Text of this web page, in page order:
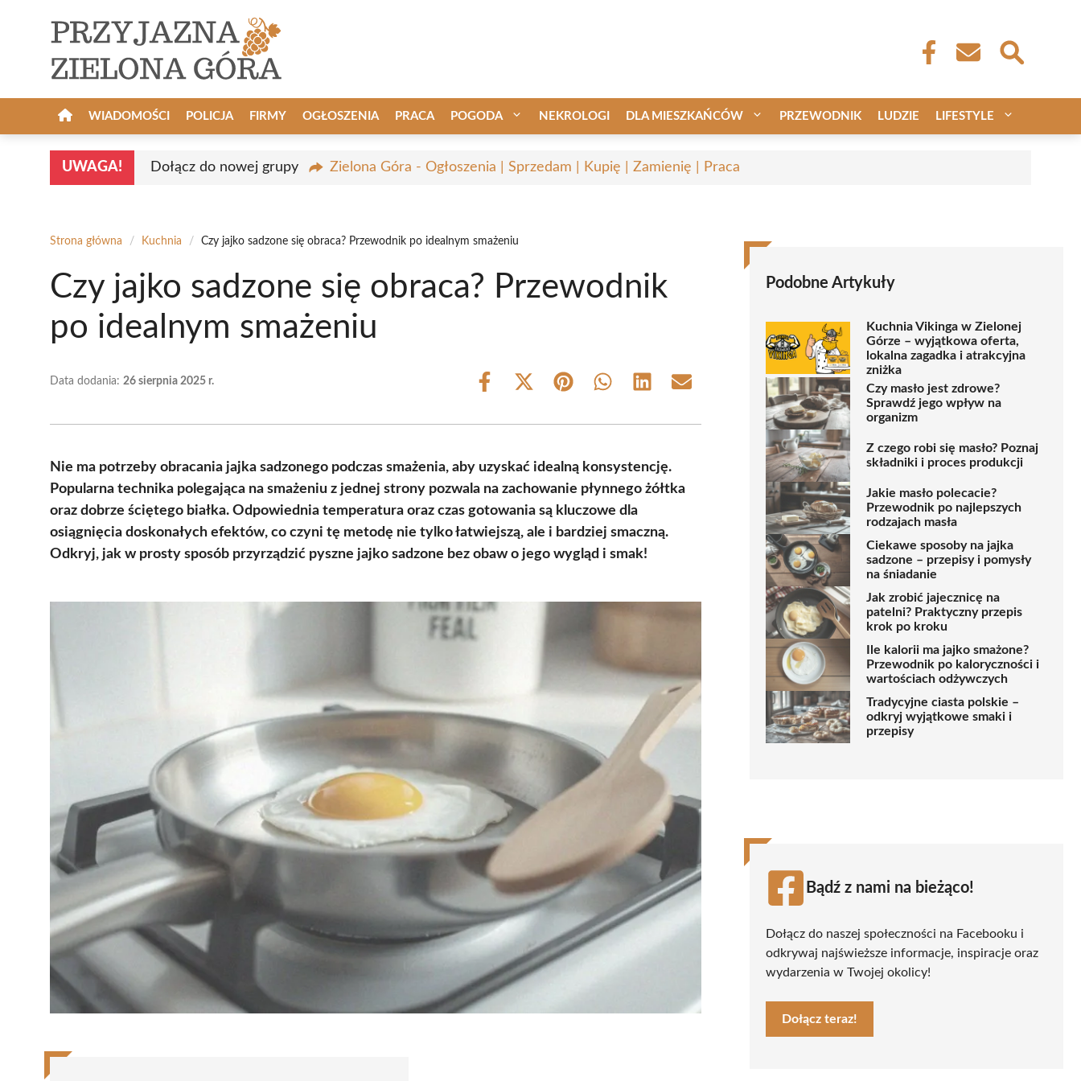
WIADOMOŚCI POLICJA FIRMY OGŁOSZENIA PRACA POGODA NEKROLOGI DLA MIESZKAŃCÓW PRZEWODNIK LUDZIE LIFESTYLE
UWAGA! Dołącz do nowej grupy Zielona Góra - Ogłoszenia | Sprzedam | Kupię | Zamienię | Praca
Strona główna / Kuchnia / Czy jajko sadzone się obraca? Przewodnik po idealnym smażeniu
Czy jajko sadzone się obraca? Przewodnik
po idealnym smażeniu
Data dodania: 26 sierpnia 2025 r.
Share
Share
(Twitter)
Share Share Share Share
Nie ma potrzeby obracania jajka sadzonego podczas smażenia, aby uzyskać idealną konsystencję.
Popularna technika polegająca na smażeniu z jednej strony pozwala na zachowanie płynnego żółtka
oraz dobrze ściętego białka. Odpowiednia temperatura oraz czas gotowania są kluczowe dla
osiągnięcia doskonałych efektów, co czyni tę metodę nie tylko łatwiejszą, ale i bardziej smaczną.
Odkryj, jak w prosty sposób przyrządzić pyszne jajko sadzone bez obaw o jego wygląd i smak!
Podobne Artykuły
Kuchnia Vikinga w Zielonej
Górze – wyjątkowa oferta,
lokalna zagadka i atrakcyjna
zniżka
Czy masło jest zdrowe?
Sprawdź jego wpływ na
organizm
Z czego robi się masło? Poznaj
składniki i proces produkcji
Jakie masło polecacie?
Przewodnik po najlepszych
rodzajach masła
Ciekawe sposoby na jajka
sadzone – przepisy i pomysły
na śniadanie
Jak zrobić jajecznicę na
patelni? Praktyczny przepis
krok po kroku
Ile kalorii ma jajko smażone?
Przewodnik po kaloryczności i
wartościach odżywczych
Tradycyjne ciasta polskie –
odkryj wyjątkowe smaki i
przepisy
Bądź z nami na bieżąco!
Dołącz do naszej społeczności na Facebooku i
odkrywaj najświeższe informacje, inspiracje oraz
wydarzenia w Twojej okolicy!
Dołącz teraz!